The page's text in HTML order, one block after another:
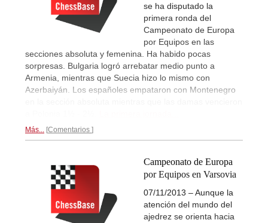
se ha disputado la
primera ronda del
Campeonato de Europa
por Equipos en las
secciones absoluta y femenina. Ha habido pocas
sorpresas. Bulgaria logró arrebatar medio punto a
Armenia, mientras que Suecia hizo lo mismo con
Azerbaiyán. Los españoles empataron con Montenegro
Más... Comentarios
Campeonato de Europa
por Equipos en Varsovia
07/11/2013 – Aunque la
atención del mundo del
ajedrez se orienta hacia